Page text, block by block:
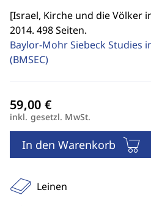
[Israel, Kirche und die Völker
2014. 498 Seiten.
Baylor-Mohr Siebeck Studies
(BMSEC)
inkl. gesetzl. MwSt.
In den Warenkorb
Leinen